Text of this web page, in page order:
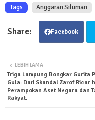
Tags Anggaran Siluman
Facebook
LEBIH LAMA
Triga Lampung Bongkar Gurita
Gula: Dari Skandal Zarof Ricar
Perampokan Aset Negara dan
Rakyat.